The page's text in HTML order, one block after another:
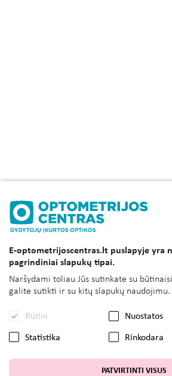
E-optometrijoscentras.lt puslapyje yra
pagrindiniai slapukų tipai.
Naršydami toliau Jūs sutinkate su
galite sutikti ir su kitų slapukų naudojimu.
Būtini Nuostatos
Statistika Rinkodara
PATVIRTINTI VISUS